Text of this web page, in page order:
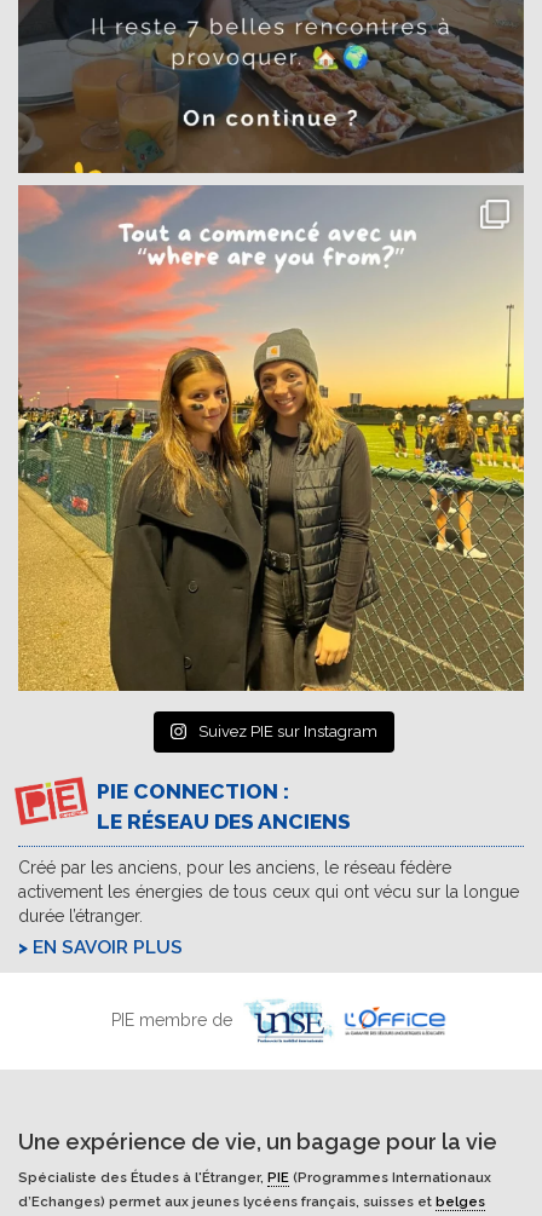
Suivez PIE sur Instagram
PIE CONNECTION :
LE RÉSEAU DES ANCIENS
Créé par les anciens, pour les anciens, le réseau fédère
activement les énergies de tous ceux qui ont vécu sur la longue
durée l’étranger.
EN SAVOIR PLUS
PIE membre de
Une expérience de vie, un bagage pour la vie
Spécialiste des Études à l'Étranger, PIE (Programmes Internationaux
d’Echanges) permet aux jeunes lycéens français, suisses et belges